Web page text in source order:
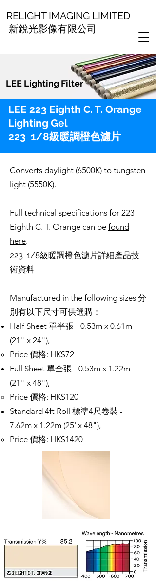
RELIGHT IMAGING LIMITED
新銳光影像有限公司
LEE Lighting Filter
LEE 223 Eighth C. T. Orange
Lighting Gel
223 1/8級暖調橙色濾片
Converts daylight (6500K) to tungsten
light (5550K).
Full technical specifications for 223
Eighth C. T. Orange can be found
here.
223 1/8級暖調橙色濾片詳細產品技
術資料
Manufactured in the following sizes 分
別有以下尺寸可供選購：
Half Sheet 單半張 - 0.53m x 0.61m
(21" x 24"),
Price 價格: HK$72
Full Sheet 單全張 - 0.53m x 1.22m
(21" x 48"),
Price 價格: HK$120
Standard 4ft Roll 標準4尺卷裝 -
7.62m x 1.22m (25' x 48"),
Price 價格: HK$1420